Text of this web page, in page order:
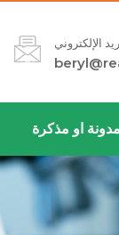
الإلكتروني
مدونة او مذكرة